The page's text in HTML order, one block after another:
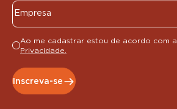
Ao me cadastrar estou de acordo com a
Privacidade.
Inscreva-se